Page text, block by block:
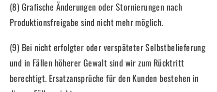
(8) Grafische Änderungen oder Stornierungen nach
Produktionsfreigabe sind nicht mehr möglich.
(9) Bei nicht erfolgter oder verspäteter Selbstbelieferung
und in Fällen höherer Gewalt sind wir zum Rücktritt
berechtigt. Ersatzansprüche für den Kunden bestehen in